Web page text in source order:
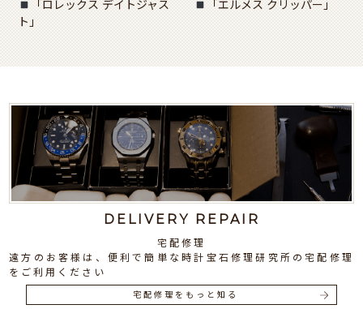
「ロレックス デイトジャス
ト」
「エルメス クリッパー」
DELIVERY REPAIR
宅配修理
遠方のお客様は、便利で簡単な時計宝石修理研究所の宅配修理
をご利用ください
宅配修理をもっと知る